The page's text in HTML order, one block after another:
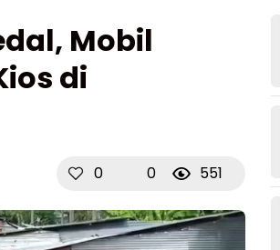
Mobil
di
0 0 551